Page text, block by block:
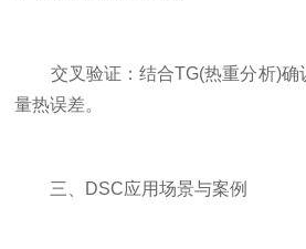
交叉验证：结合TG(热重分析)确
量热误差。
三、DSC应用场景与案例